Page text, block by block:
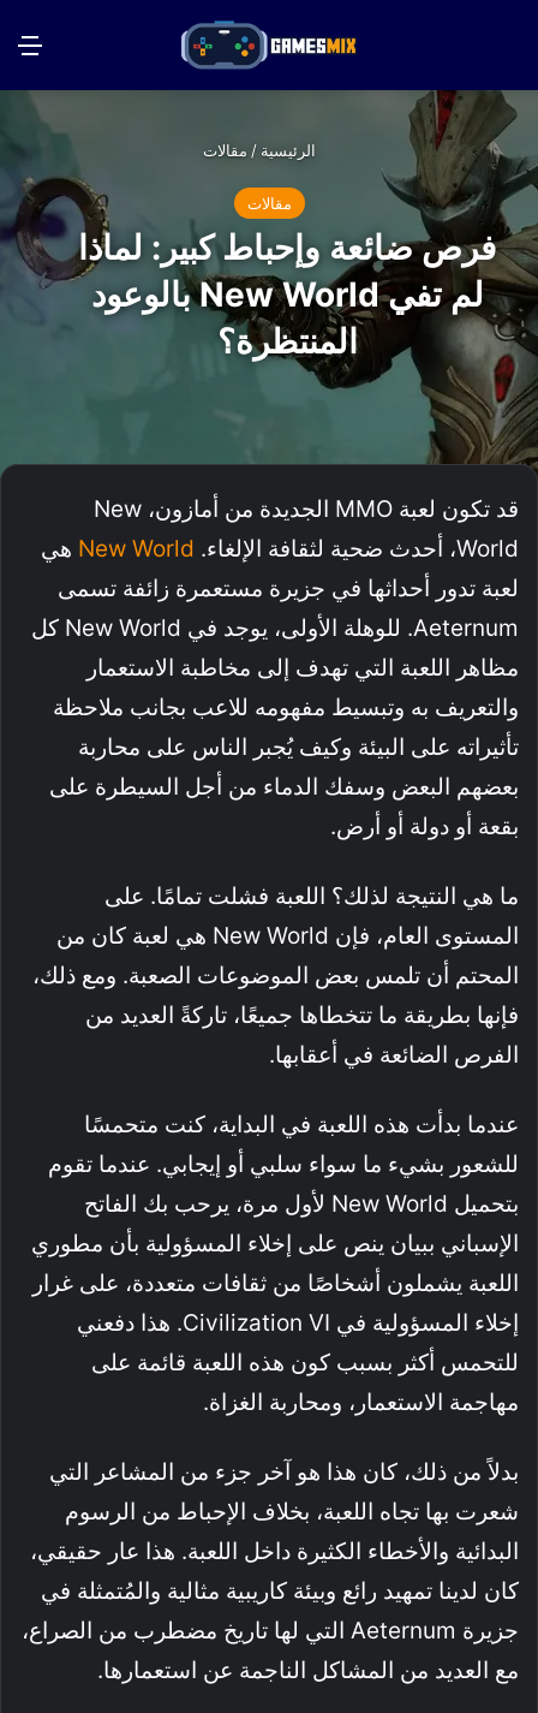
الرئيسية / مقالات
مقالات
فرص ضائعة وإحباط كبير: لماذا
لم تفي New World بالوعود
المنتظرة؟
قد تكون لعبة MMO الجديدة من أمازون، New
World، أحدث ضحية لثقافة الإلغاء.
New World هي
لعبة تدور أحداثها في جزيرة مستعمرة زائفة تسمى
Aeternum. للوهلة الأولى، يوجد في New World كل
مظاهر اللعبة التي تهدف إلى مخاطبة الاستعمار
والتعريف به وتبسيط مفهومه للاعب بجانب ملاحظة
تأثيراته على البيئة وكيف يُجبر الناس على محاربة
بعضهم البعض وسفك الدماء من أجل السيطرة على
بقعة أو دولة أو أرض.
ما هي النتيجة لذلك؟ اللعبة فشلت تمامًا. على
المستوى العام، فإن New World هي لعبة كان من
المحتم أن تلمس بعض الموضوعات الصعبة. ومع ذلك،
فإنها بطريقة ما تتخطاها جميعًا، تاركةً العديد من
الفرص الضائعة في أعقابها.
عندما بدأت هذه اللعبة في البداية، كنت متحمسًا
للشعور بشيء ما سواء سلبي أو إيجابي. عندما تقوم
بتحميل New World لأول مرة، يرحب بك الفاتح
الإسباني ببيان ينص على إخلاء المسؤولية بأن مطوري
اللعبة يشملون أشخاصًا من ثقافات متعددة، على غرار
إخلاء المسؤولية في Civilization VI. هذا دفعني
للتحمس أكثر بسبب كون هذه اللعبة قائمة على
مهاجمة الاستعمار، ومحاربة الغزاة.
بدلاً من ذلك، كان هذا هو آخر جزء من المشاعر التي
شعرت بها تجاه اللعبة، بخلاف الإحباط من الرسوم
البدائية والأخطاء الكثيرة داخل اللعبة. هذا عار حقيقي،
كان لدينا تمهيد رائع وبيئة كاريبية مثالية والمُتمثلة في
جزيرة Aeternum التي لها تاريخ مضطرب من الصراع،
مع العديد من المشاكل الناجمة عن استعمارها.